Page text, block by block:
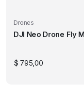
Drones
DJI Neo Drone Fly
$ 795,00